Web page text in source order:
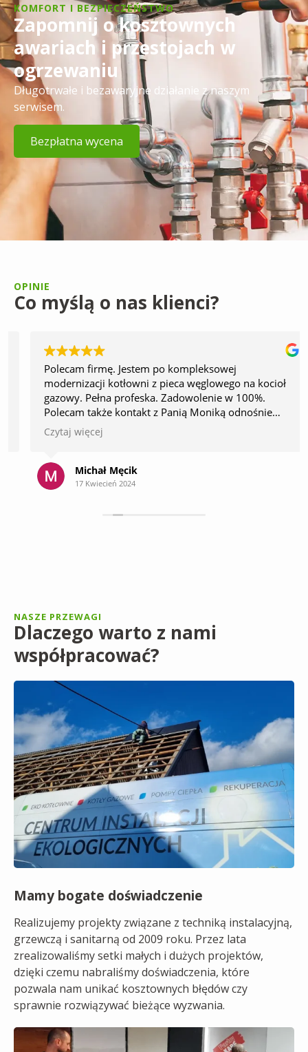
KOMFORT I BEZPIECZEŃSTWO
Zapomnij o kosztownych
awariach i przestojach w
ogrzewaniu
Długotrwałe i bezawaryjne działanie z naszym
serwisem.
Bezpłatna wycena
OPINIE
Co myślą o nas klienci?
Polecam firmę. Jestem po kompleksowej
modernizacji kotłowni z pieca węglowego na kocioł
gazowy. Pełna profeska. Zadowolenie w 100%.
Polecam także kontakt z Panią Moniką odnośnie
spraw administracyjnych. Zawsze doradzi i życzliwie
podchodzi do sprawy. Z czystym sumieniem
Czytaj więcej
Michał Męcik
17 Kwiecień 2024
NASZE PRZEWAGI
Dlaczego warto z nami
współpracować?
Mamy bogate doświadczenie
Realizujemy projekty związane z techniką instalacyjną,
grzewczą i sanitarną od 2009 roku. Przez lata
zrealizowaliśmy setki małych i dużych projektów,
dzięki czemu nabraliśmy doświadczenia, które
pozwala nam unikać kosztownych błędów czy
sprawnie rozwiązywać bieżące wyzwania.